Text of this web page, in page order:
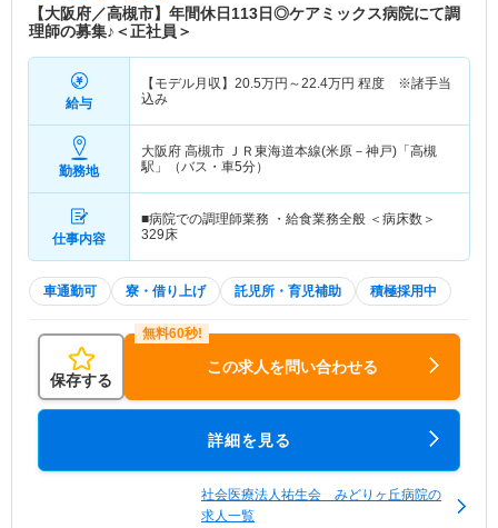
【大阪府／高槻市】年間休日113日◎ケアミックス病院にて調
理師の募集♪＜正社員＞
給与
【モデル月収】 20.5万円～22.4万円 程度 ※諸手当
込み
勤務地
大阪府 高槻市 ＪＲ東海道本線(米原－神戸)「高槻
駅」（バス・車5分）
仕事内容
■病院での調理師業務 ・給食業務全般 ＜病床数＞
329床
車通勤可 寮・借り上げ 託児所・育児補助 積極採用中
保存する
この求人を問い合わせる
詳細を見る
社会医療法人祐生会 みどりヶ丘病院の
求人一覧